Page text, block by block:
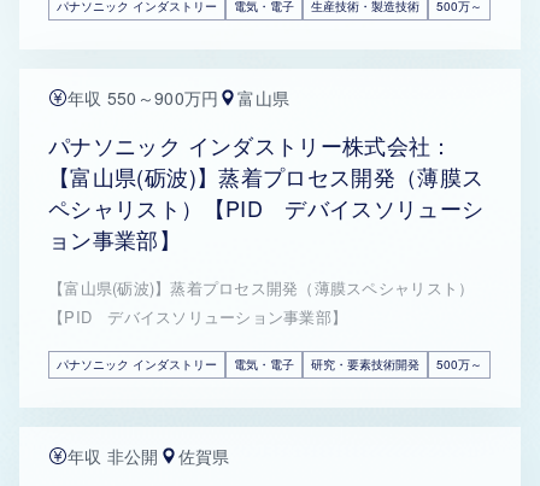
パナソニック インダストリー 電気・電子 生産技術・製造技術 500万～
年収 550～900万円 富山県
パナソニック インダストリー株式会社：
【富山県(砺波)】蒸着プロセス開発（薄膜ス
ペシャリスト）【PID デバイスソリューシ
ョン事業部】
【富山県(砺波)】蒸着プロセス開発（薄膜スペシャリスト）
【PID デバイスソリューション事業部】
パナソニック インダストリー 電気・電子 研究・要素技術開発 500万～
年収 非公開 佐賀県